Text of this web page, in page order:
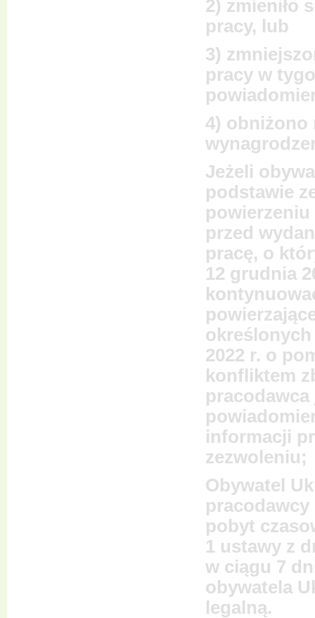
2) zmieniło
pracy, lub
3)
pracy w
4) obniżono
Jeżeli
podstawie
przed
pracę, o
12 grudnia
określonych
2022 r. o
konfliktem
pracodawca
informacji
zezwoleniu;
Obywatel
pobyt
1 ustawy z
w ciągu 7
obywatela
legalną.